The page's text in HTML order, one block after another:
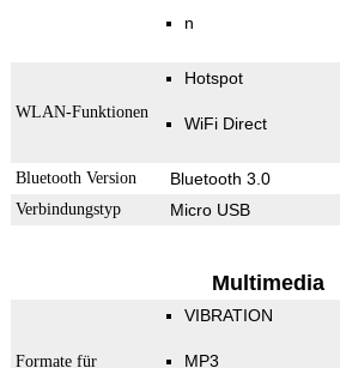
n
WLAN-Funktionen
Hotspot
WiFi Direct
Bluetooth Version Bluetooth 3.0
Verbindungstyp Micro USB
Multimedia
Formate für
VIBRATION
MP3